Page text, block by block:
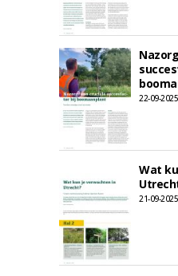
22-09-2025
Wat
21-09-2025